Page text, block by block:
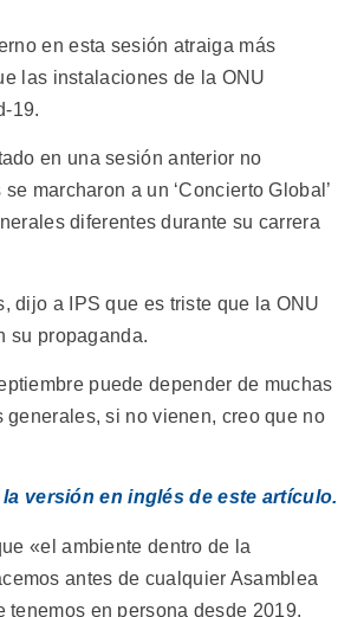
en esta sesión atraiga más
las instalaciones de la ONU
19.
en una sesión anterior no
marcharon a un ‘Concierto Global’
diferentes durante su carrera
dijo a IPS que es triste que la ONU
su propaganda.
puede depender de muchas
si no vienen, creo que no
versión en inglés de este artículo.
«el ambiente dentro de la
antes de cualquier Asamblea
en persona desde 2019.